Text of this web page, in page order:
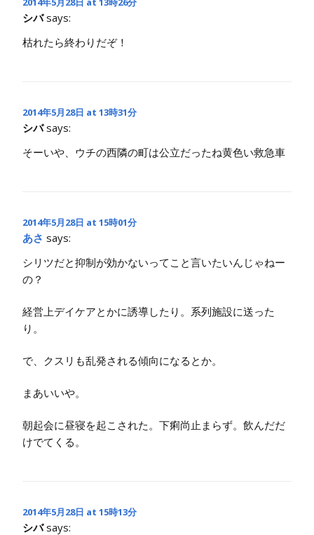
シバ says:
枯れたら終わりだぞ！
2014年5月28日 at 13時31分
シバ says:
そーいや、ウチの西隣の町は公立だったね黄色い救急車
2014年5月28日 at 15時01分
あさ says:
シリツだと抑制が効かないってこと言いたいんじゃねー
の？
経営上デイケアとかに誘導したり。系列施設に送った
り。
で、クスリも乱発される傾向になるとか。
まあいいや。
朝起会に昼寝を起こされた。下痢尚止まらず。飲んだだ
けでてくる。
2014年5月28日 at 15時13分
シバ says: